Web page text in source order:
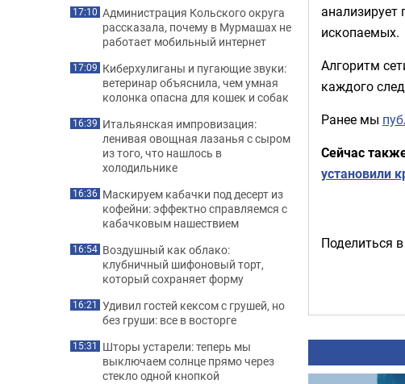
анализирует
ископаемых.
Алгоритм
каждого
Ранее мы
Сейчас
установили
Поделиться
17:10 Администрация Кольского округа
рассказала, почему в Мурмашах не
работает мобильный интернет
17:09 Киберхулиганы и пугающие звуки:
ветеринар объяснила, чем умная
колонка опасна для кошек и собак
16:39 Итальянская импровизация:
ленивая овощная лазанья с сыром
из того, что нашлось в
холодильнике
16:36 Маскируем кабачки под десерт из
кофейни: эффектно справляемся с
кабачковым нашествием
16:54 Воздушный как облако:
клубничный шифоновый торт,
который сохраняет форму
16:21 Удивил гостей кексом с грушей, но
без груши: все в восторге
15:31 Шторы устарели: теперь мы
выключаем солнце прямо через
стекло одной кнопкой